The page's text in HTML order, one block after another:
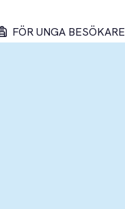
FÖR UNGA BESÖKARE